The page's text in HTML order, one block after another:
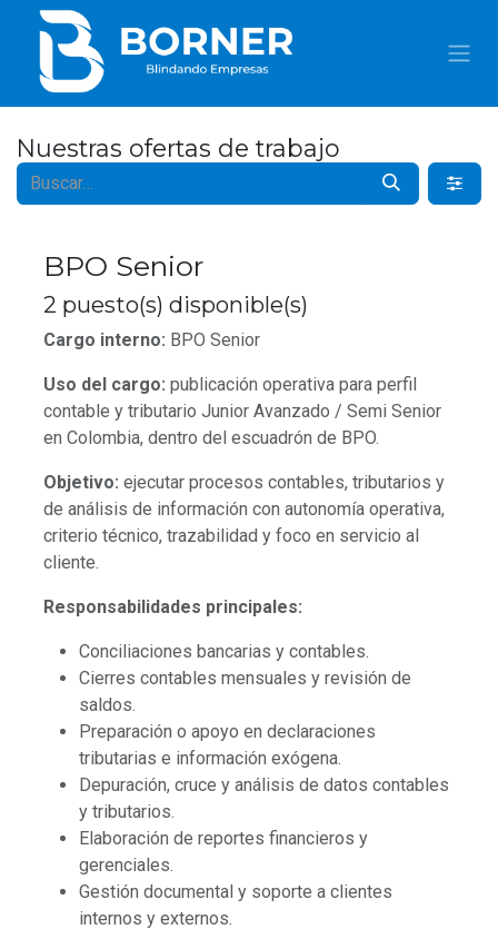
IR AL CONTENIDO
Nuestras ofertas de trabajo
BPO Senior
2 puesto(s) disponible(s)
Cargo interno: BPO Senior
Uso del cargo: publicación operativa para perfil
contable y tributario Junior Avanzado / Semi Senior
en Colombia, dentro del escuadrón de BPO.
Objetivo: ejecutar procesos contables, tributarios y
de análisis de información con autonomía operativa,
criterio técnico, trazabilidad y foco en servicio al
cliente.
Responsabilidades principales:
Conciliaciones bancarias y contables.
Cierres contables mensuales y revisión de
saldos.
Preparación o apoyo en declaraciones
tributarias e información exógena.
Depuración, cruce y análisis de datos contables
y tributarios.
Elaboración de reportes financieros y
gerenciales.
Gestión documental y soporte a clientes
internos y externos.